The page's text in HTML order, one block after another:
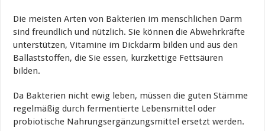
Die meisten Arten von Bakterien im menschlichen Darm
sind freundlich und nützlich. Sie können die Abwehrkräfte
unterstützen, Vitamine im Dickdarm bilden und aus den
Ballaststoffen, die Sie essen, kurzkettige Fettsäuren
bilden.
Da Bakterien nicht ewig leben, müssen die guten Stämme
regelmäßig durch fermentierte Lebensmittel oder
probiotische Nahrungsergänzungsmittel ersetzt werden.